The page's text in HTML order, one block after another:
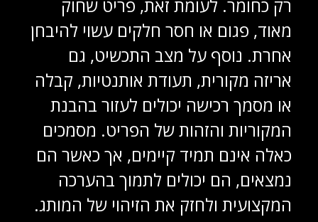
רק כחומר. לעומת זאת, פריט שחוק
מאוד, פגום או חסר חלקים עשוי להיבחן
אחרת. נוסף על מצב התכשיט, גם
אריזה מקורית, תעודת אותנטיות, קבלה
או מסמך רכישה יכולים לעזור בהבנת
המקוריות והזהות של הפריט. מסמכים
כאלה אינם תמיד קיימים, אך כאשר הם
נמצאים, הם יכולים לתמוך בהערכה
המקצועית ולחזק את הזיהוי של המותג.